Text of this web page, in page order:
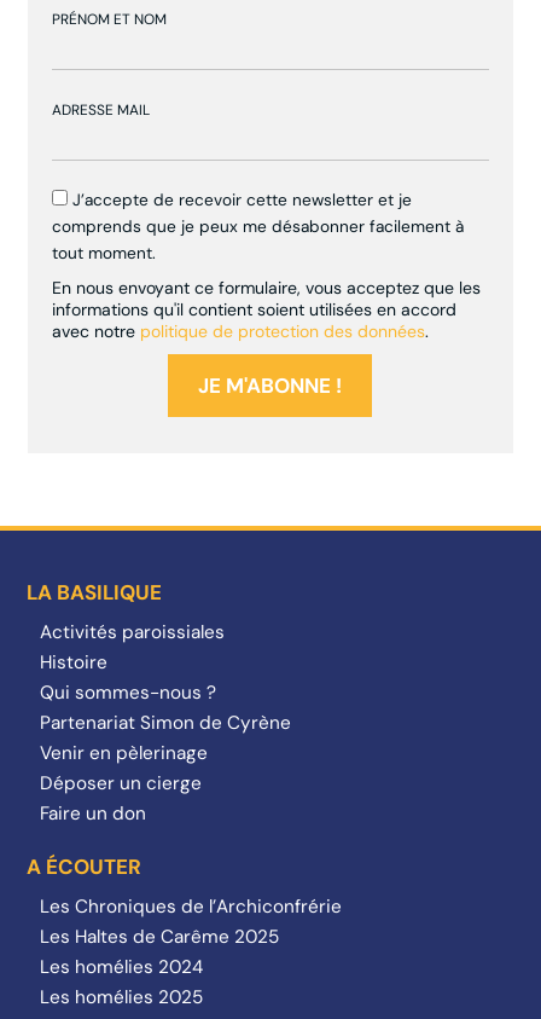
PRÉNOM ET NOM
ADRESSE MAIL
J’accepte de recevoir cette newsletter et je
comprends que je peux me désabonner facilement à
tout moment.
En nous envoyant ce formulaire, vous acceptez que les
informations qu'il contient soient utilisées en accord
avec notre politique de protection des données.
LA BASILIQUE
Activités paroissiales
Histoire
Qui sommes-nous ?
Partenariat Simon de Cyrène
Venir en pèlerinage
Déposer un cierge
Faire un don
A ÉCOUTER
Les Chroniques de l’Archiconfrérie
Les Haltes de Carême 2025
Les homélies 2024
Les homélies 2025